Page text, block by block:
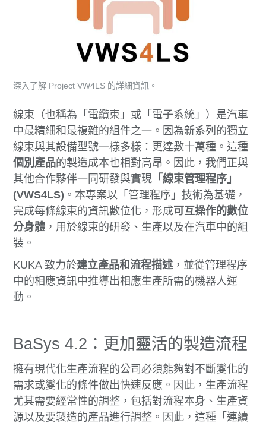
線束（也稱為「電纜束」或「電子系統」）是汽車
中最精細和最複雜的組件之一。因為新系列的獨立
線束與其設備型號一樣多樣：更達數十萬種。這種
個別產品的製造成本也相對高昂。因此，我們正與
其他合作夥伴一同研發與實現 「線束管理程序」
(VWS4LS) 。本專案以「管理程序」技術為基礎，
完成每條線束的資訊數位化，形成可互操作的數位
分身體 ，用於線束的研發、生產以及在汽車中的組
裝。
KUKA 致力於建立產品和流程描述，並從管理程序
中的相應資訊中推導出相應生產所需的機器人運
動。
深入了解 Project VW4LS 的詳細資訊。
BaSys 4.2：更加靈活的製造流程
擁有現代化生產流程的公司必須能夠對不斷變化的
需求或變化的條件做出快速反應。因此，生產流程
尤其需要經常性的調整，包括對流程本身、生產資
源以及要製造的產品進行調整。因此，這種「連續